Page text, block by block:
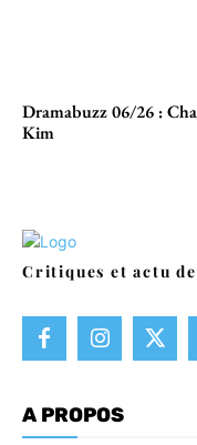
Dramabuzz 06/26 :
Kim
Critiques et actu
A PROPOS